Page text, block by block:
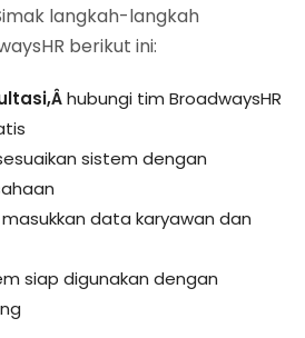
langkah-langkah
berikut ini:
hubungi tim BroadwaysHR
sistem dengan
masukkan data karyawan dan
siap digunakan dengan